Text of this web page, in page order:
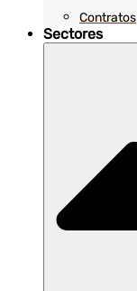
Contratos
Sectores